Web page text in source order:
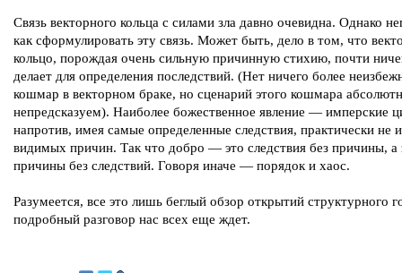
Связь векторного кольца с силами зла давно очевидна. Однако
как сформулировать эту связь. Может быть, дело в том, что
кольцо, порождая очень сильную причинную стихию, почти
делает для определения последствий. (Нет ничего более
кошмар в векторном браке, но сценарий этого кошмара
непредсказуем). Наиболее божественное явление — имперские
напротив, имея самые определенные следствия, практически не
видимых причин. Так что добро — это следствия без причины,
причины без следствий. Говоря иначе — порядок и хаос.
Разумеется, все это лишь беглый обзор открытий структурного
подробный разговор нас всех еще ждет.